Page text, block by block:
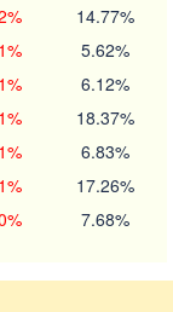
14.77%
5.62%
6.12%
18.37%
6.83%
17.26%
7.68%